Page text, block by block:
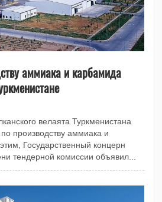
аммиака и карбамида
велаята Туркменистана
производству аммиака и
Государственный концерн
тендерной комиссии объявил...